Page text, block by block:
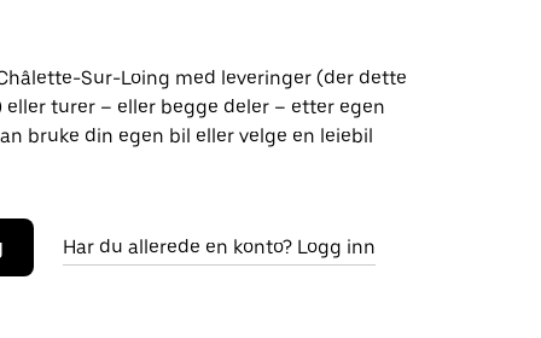
Sur-Loing med leveringer (der dette
turer – eller begge deler – etter egen
bruke din egen bil eller velge en leiebil
Har du allerede en konto? Logg inn